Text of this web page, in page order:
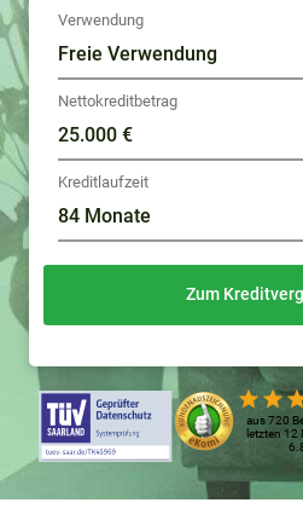
aus 720
letzten 12
Verwendung
Nettokreditbetrag
Kreditlaufzeit
Zum